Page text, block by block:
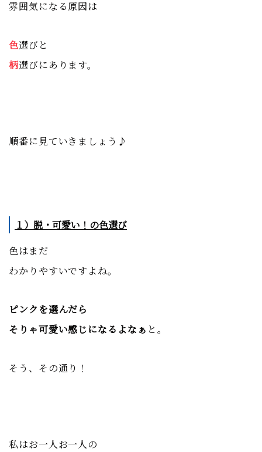
雰囲気になる原因は
色選びと
柄選びにあります。
順番に見ていきましょう♪
１）脱・可愛い！の色選び
色はまだ
わかりやすいですよね。
ピンクを選んだら
そりゃ可愛い感じになるよなぁ と。
そう、その通り！
私はお一人お一人の